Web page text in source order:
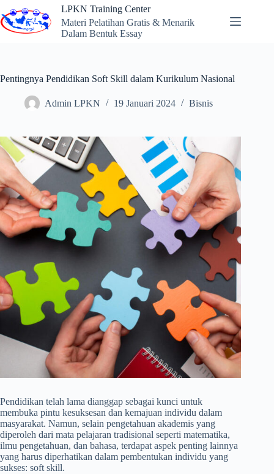
to
content
LPKN Training Center
Materi Pelatihan Gratis & Menarik
Dalam Bentuk Essay
Pentingnya Pendidikan Soft Skill dalam Kurikulum Nasional
Admin LPKN 19 Januari 2024 Bisnis
Pendidikan telah lama dianggap sebagai kunci untuk
membuka pintu kesuksesan dan kemajuan individu dalam
masyarakat. Namun, selain pengetahuan akademis yang
diperoleh dari mata pelajaran tradisional seperti matematika,
ilmu pengetahuan, dan bahasa, terdapat aspek penting lainnya
yang harus diperhatikan dalam pembentukan individu yang
sukses: soft skill.